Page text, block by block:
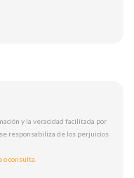
y la veracidad facilitada por
responsabiliza de los perjuicios
o consulta.